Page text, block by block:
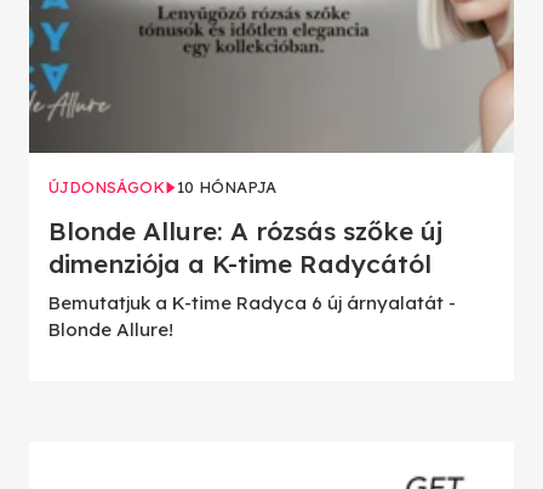
ÚJDONSÁGOK 10 HÓNAPJA
Blonde Allure: A rózsás szőke új
dimenziója a K-time Radycától
Bemutatjuk a K-time Radyca 6 új árnyalatát -
Blonde Allure!